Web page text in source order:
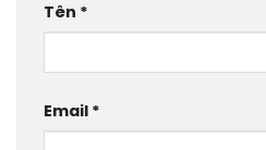
Tên *
Email *